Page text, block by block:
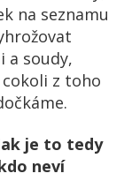
na seznamu
a soudy,
z toho
je to tedy
neví